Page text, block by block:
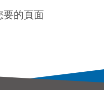
要的頁面